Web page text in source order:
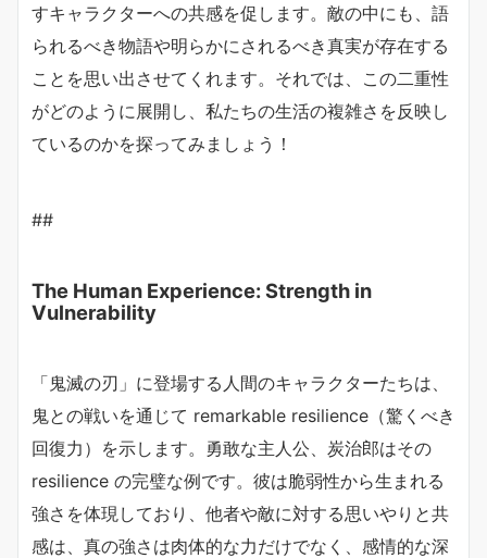
すキャラクターへの共感を促します。敵の中にも、語
られるべき物語や明らかにされるべき真実が存在する
ことを思い出させてくれます。それでは、この二重性
がどのように展開し、私たちの生活の複雑さを反映し
ているのかを探ってみましょう！
##
The Human Experience: Strength in
Vulnerability
「鬼滅の刃」に登場する人間のキャラクターたちは、
鬼との戦いを通じて remarkable resilience（驚くべき
回復力）を示します。勇敢な主人公、炭治郎はその
resilience の完璧な例です。彼は脆弱性から生まれる
強さを体現しており、他者や敵に対する思いやりと共
感は、真の強さは肉体的な力だけでなく、感情的な深